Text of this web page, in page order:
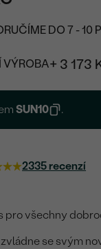
DO 7 - 10
VÝROBA+ 3 173
SUN10 .
2335 recenzí
pro všechny
se svým